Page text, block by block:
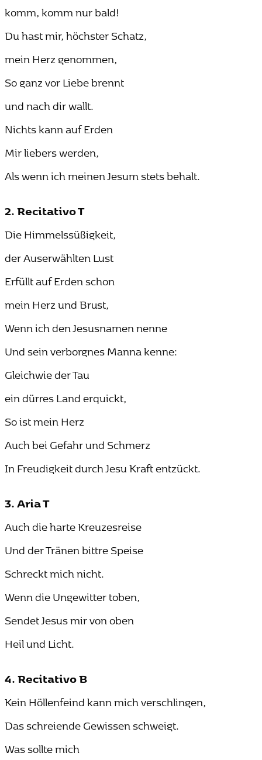
komm, komm nur bald!
Du hast mir, höchster Schatz,
mein Herz genommen,
So ganz vor Liebe brennt
und nach dir wallt.
Nichts kann auf Erden
Mir liebers werden,
Als wenn ich meinen Jesum stets behalt.
2. Recitativo T
Die Himmelssüßigkeit,
der Auserwählten Lust
Erfüllt auf Erden schon
mein Herz und Brust,
Wenn ich den Jesusnamen nenne
Und sein verborgnes Manna kenne:
Gleichwie der Tau
ein dürres Land erquickt,
So ist mein Herz
Auch bei Gefahr und Schmerz
In Freudigkeit durch Jesu Kraft entzückt.
3. Aria T
Auch die harte Kreuzesreise
Und der Tränen bittre Speise
Schreckt mich nicht.
Wenn die Ungewitter toben,
Sendet Jesus mir von oben
Heil und Licht.
4. Recitativo B
Kein Höllenfeind kann mich verschlingen,
Das schreiende Gewissen schweigt.
Was sollte mich